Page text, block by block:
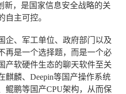
新，是国家信息安全战略的关
自主可控。
企、军工单位、政府部门以及
再是一个选择题，而是一个必
产软硬件生态的聊天软件至关
麒麟、Deepin等国产操作系统
鲲鹏等国产CPU架构，从而保